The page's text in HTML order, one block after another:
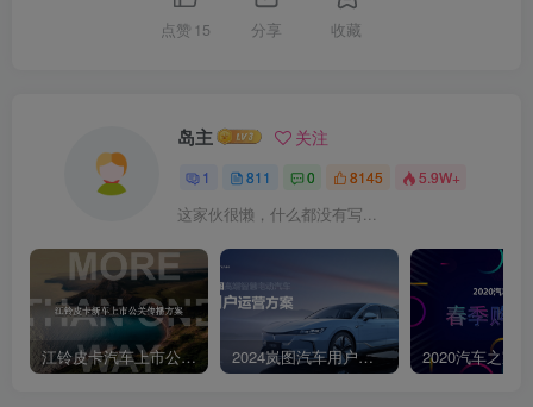
线阅读
点赞 15 分享 收藏
岛主 关注
1 811 0 8145 5.9W+
这家伙很懒，什么都没有写...
江铃皮卡汽车上市公关传播策划案 2024岚图汽车用户运营方案